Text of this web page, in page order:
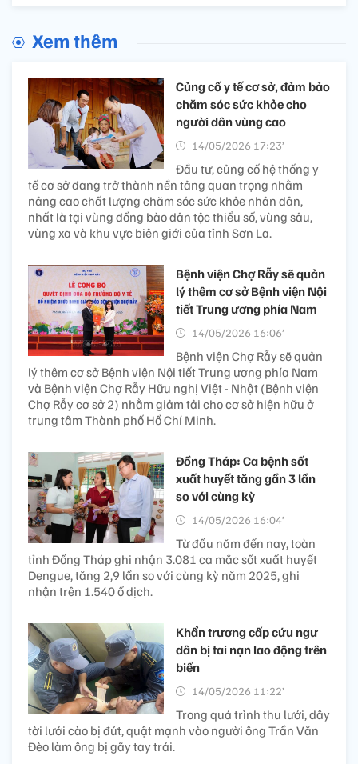
Xem thêm
Củng cố y tế cơ sở, đảm bảo
chăm sóc sức khỏe cho
người dân vùng cao
14/05/2026 17:23’
Đầu tư, củng cố hệ thống y
tế cơ sở đang trở thành nền tảng quan trọng nhằm
nâng cao chất lượng chăm sóc sức khỏe nhân dân,
nhất là tại vùng đồng bào dân tộc thiểu số, vùng sâu,
vùng xa và khu vực biên giới của tỉnh Sơn La.
Bệnh viện Chợ Rẫy sẽ quản
lý thêm cơ sở Bệnh viện Nội
tiết Trung ương phía Nam
14/05/2026 16:06’
Bệnh viện Chợ Rẫy sẽ quản
lý thêm cơ sở Bệnh viện Nội tiết Trung ương phía Nam
và Bệnh viện Chợ Rẫy Hữu nghị Việt - Nhật (Bệnh viện
Chợ Rẫy cơ sở 2) nhằm giảm tải cho cơ sở hiện hữu ở
trung tâm Thành phố Hồ Chí Minh.
Đồng Tháp: Ca bệnh sốt
xuất huyết tăng gần 3 lần
so với cùng kỳ
14/05/2026 16:04’
Từ đầu năm đến nay, toàn
tỉnh Đồng Tháp ghi nhận 3.081 ca mắc sốt xuất huyết
Dengue, tăng 2,9 lần so với cùng kỳ năm 2025, ghi
nhận trên 1.540 ổ dịch.
Khẩn trương cấp cứu ngư
dân bị tai nạn lao động trên
biển
14/05/2026 11:22’
Trong quá trình thu lưới, dây
tời lưới cào bị đứt, quật mạnh vào người ông Trần Văn
Đèo làm ông bị gãy tay trái.